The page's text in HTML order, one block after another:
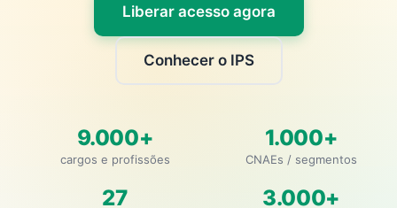
Liberar acesso agora
Conhecer o IPS
9.000+
cargos e profissões
1.000+
CNAEs / segmentos
27 3.000+